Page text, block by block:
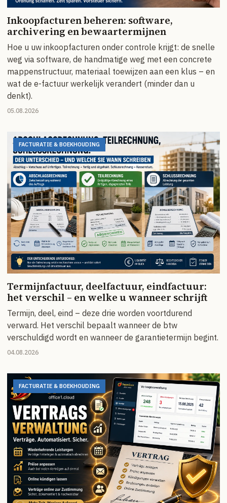
Inkoopfacturen beheren: software,
archivering en bewaartermijnen
Hoe u uw inkoopfacturen onder controle krijgt: de snelle
weg via software, de handmatige weg met een concrete
mappenstructuur, materiaal toewijzen aan een klus – en
wat de e-factuur werkelijk verandert (minder dan u
denkt).
05.08.2026
FACTURATIE & BOEKHOUDING
Termijnfactuur, deelfactuur, eindfactuur:
het verschil – en welke u wanneer schrijft
Termijn, deel, eind – deze drie worden voortdurend
verward. Het verschil bepaalt wanneer de btw
verschuldigd wordt en wanneer de garantietermijn begint.
04.08.2026
FACTURATIE & BOEKHOUDING